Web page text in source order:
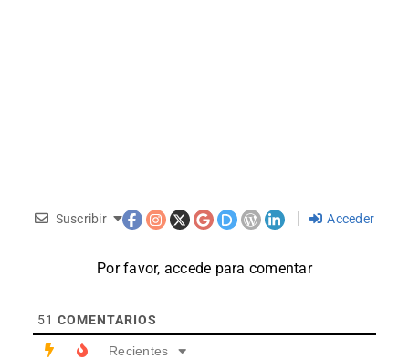
Suscribir Acceder
Por favor, accede para comentar
51 COMENTARIOS
Recientes